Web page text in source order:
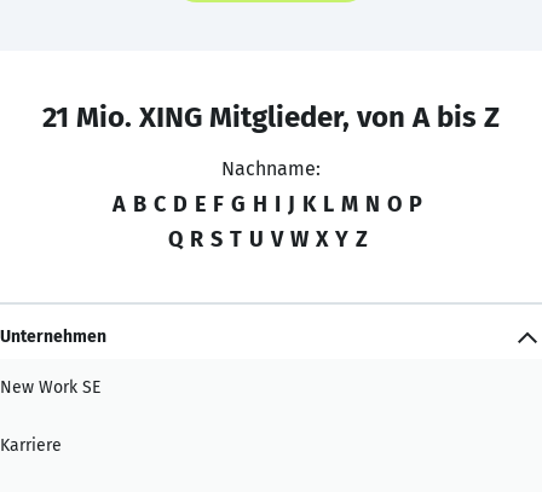
21 Mio. XING Mitglieder, von A bis Z
Nachname:
A B C D E F G H I J K L M N O P
Q R S T U V W X Y Z
Unternehmen
New Work SE
Karriere